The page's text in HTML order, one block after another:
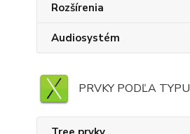
Rozšírenia
Audiosystém
PRVKY PODĽA TYPU